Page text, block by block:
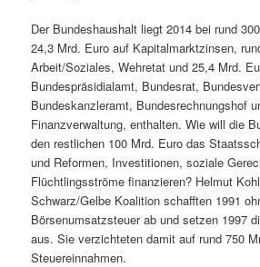
Der Bundeshaushalt liegt 2014 bei rund
24,3 Mrd. Euro auf Kapitalmarktzinsen,
Arbeit/Soziales, Wehretat und 25,4 Mrd.
Bundespräsidialamt, Bundesrat,
Bundeskanzleramt, Bundesrechnungshof
Finanzverwaltung, enthalten. Wie will die
den restlichen 100 Mrd. Euro das
und Reformen, Investitionen, soziale
Flüchtlingsströme finanzieren? Helmut
Schwarz/Gelbe Koalition schafften 1991
Börsenumsatzsteuer ab und setzen 1997
aus. Sie verzichteten damit auf rund 750
Steuereinnahmen.